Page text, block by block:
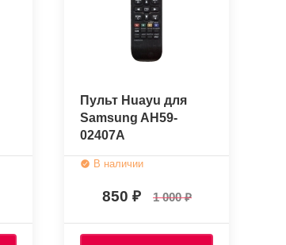
Пульт Huayu для
Samsung AH59-
02407A
В наличии
850 1 000